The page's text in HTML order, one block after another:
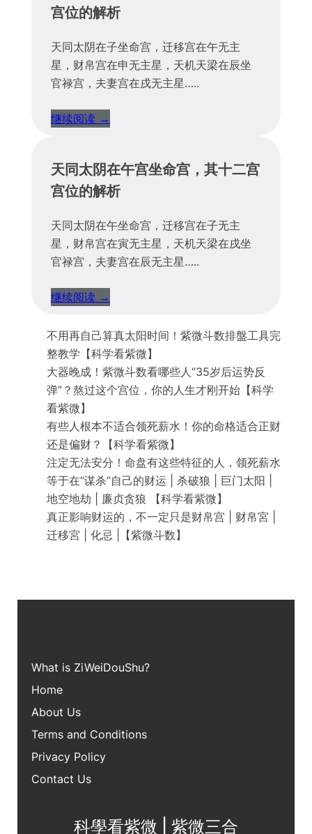
宫位的解析
天同太阴在子坐命宫，迁移宫在午无主
星，财帛宫在申无主星，天机天梁在辰坐
官禄宫，夫妻宫在戌无主星…..
继续阅读 →
天同太阴在午宫坐命宫，其十二宫
宫位的解析
天同太阴在午坐命宫，迁移宫在子无主
星，财帛宫在寅无主星，天机天梁在戌坐
官禄宫，夫妻宫在辰无主星…..
继续阅读 →
不用再自己算真太阳时间！紫微斗数排盤工具完
整教学【科学看紫微】
大器晚成！紫微斗数看哪些人“35岁后运势反
弹”？熬过这个宫位，你的人生才刚开始【科学
看紫微】
有些人根本不适合领死薪水！你的命格适合正财
还是偏财？【科学看紫微】
注定无法安分！命盘有这些特征的人，领死薪水
等于在“谋杀”自己的财运 | 杀破狼 | 巨门太阳 |
地空地劫 | 廉贞贪狼 【科学看紫微】
真正影响财运的，不一定只是财帛宫 | 财帛宮 |
迁移宮 | 化忌 |【紫微斗数】
What is ZiWeiDouShu?
Home
About Us
Terms and Conditions
Privacy Policy
Contact Us
科學看紫微 | 紫微三合